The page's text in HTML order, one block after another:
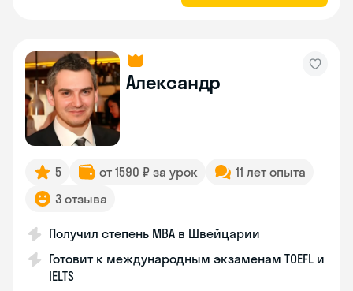
Александр
5 от 1590 ₽ за урок
11 лет опыта
3 отзыва
Получил степень MBA в Швейцарии
Готовит к международным экзаменам TOEFL и
IELTS